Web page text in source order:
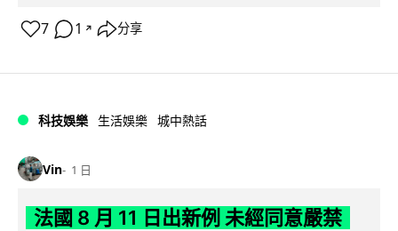
7 1 ↗ 分享
科技娛樂 生活娛樂 城中熱話
Vin 1 日
法國 8 月 11 日出新例 未經同意嚴禁